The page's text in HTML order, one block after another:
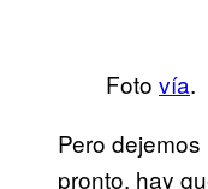
Foto vía.
Pero
pronto, hay